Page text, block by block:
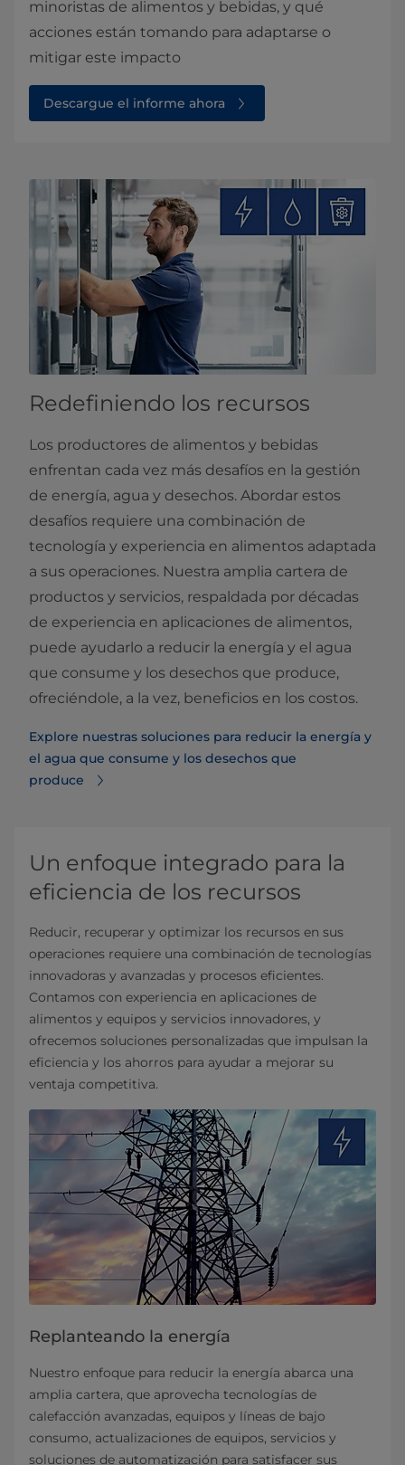
minoristas de alimentos y bebidas, y qué
acciones están tomando para adaptarse o
mitigar este impacto
Descargue el informe ahora
Redefiniendo los recursos
Los productores de alimentos y bebidas
enfrentan cada vez más desafíos en la gestión
de energía, agua y desechos. Abordar estos
desafíos requiere una combinación de
tecnología y experiencia en alimentos adaptada
a sus operaciones. Nuestra amplia cartera de
productos y servicios, respaldada por décadas
de experiencia en aplicaciones de alimentos,
puede ayudarlo a reducir la energía y el agua
que consume y los desechos que produce,
ofreciéndole, a la vez, beneficios en los costos.
Explore nuestras soluciones para reducir la energía y
el agua que consume y los desechos que
produce
Un enfoque integrado para la
eficiencia de los recursos
Reducir, recuperar y optimizar los recursos en sus
operaciones requiere una combinación de tecnologías
innovadoras y avanzadas y procesos eficientes.
Contamos con experiencia en aplicaciones de
alimentos y equipos y servicios innovadores, y
ofrecemos soluciones personalizadas que impulsan la
eficiencia y los ahorros para ayudar a mejorar su
ventaja competitiva.
Replanteando la energía
Nuestro enfoque para reducir la energía abarca una
amplia cartera, que aprovecha tecnologías de
calefacción avanzadas, equipos y líneas de bajo
consumo, actualizaciones de equipos, servicios y
soluciones de automatización para satisfacer sus